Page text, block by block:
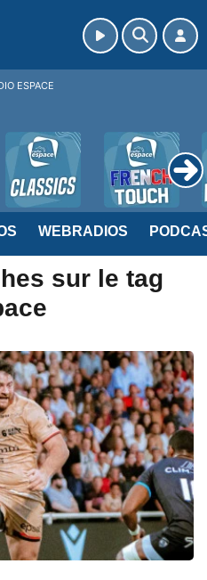
WEBRADIOS
sur le tag
ESPACE